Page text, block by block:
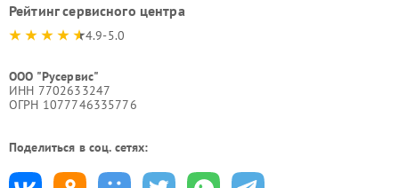
Рейтинг сервисного центра
4.9-5.0
ООО "Русервис"
ИНН 7702633247
ОГРН 1077746335776
Поделиться в соц. сетях: